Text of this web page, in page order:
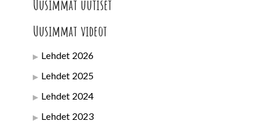
Uusimmat uutiset
Uusimmat videot
Lehdet 2026
Lehdet 2025
Lehdet 2024
Lehdet 2023